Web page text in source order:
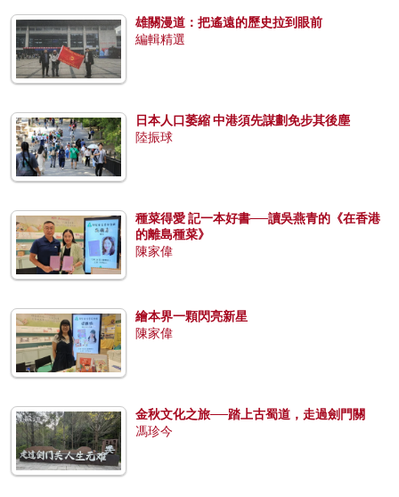
雄關漫道：把遙遠的歷史拉到眼前
編輯精選
日本人口萎縮 中港須先謀劃免步其後塵
陸振球
種菜得愛 記一本好書──讀吳燕青的《在香港
的離島種菜》
陳家偉
繪本界一顆閃亮新星
陳家偉
金秋文化之旅──踏上古蜀道，走過劍門關
馮珍今